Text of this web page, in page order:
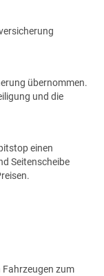
übernommen.
und die
einen
Seitenscheibe
Fahrzeugen zum